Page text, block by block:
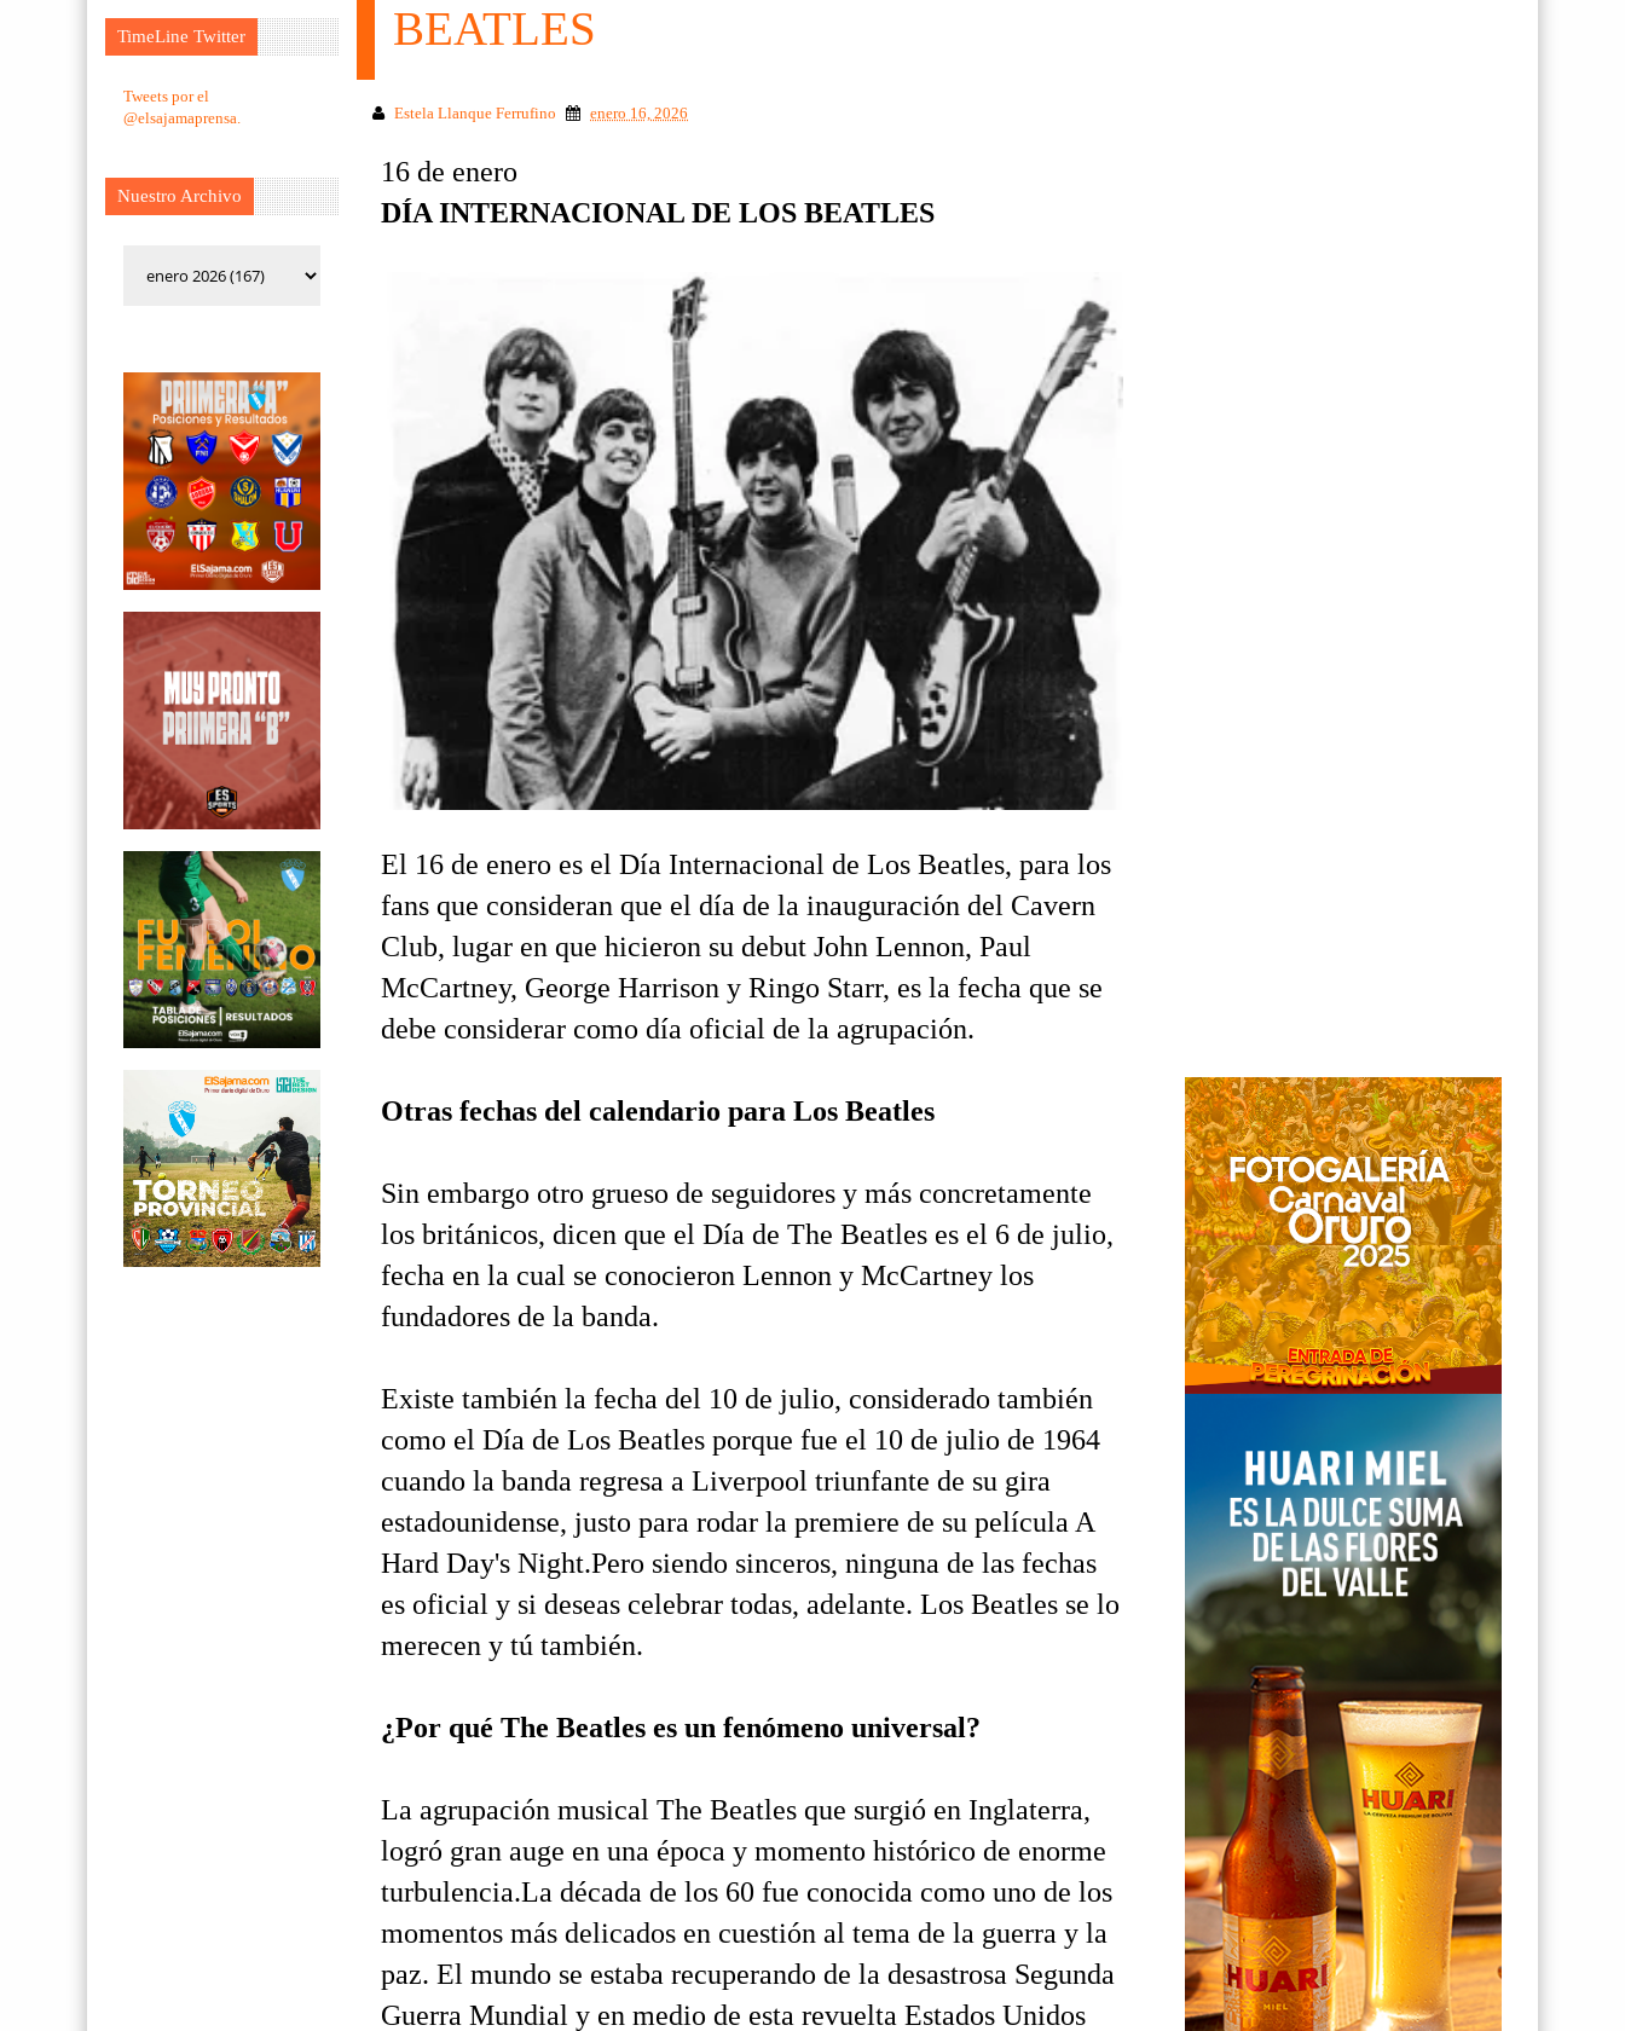
TimeLine Twitter
Tweets por el
@elsajamaprensa.
Nuestro Archivo
BEATLES
Estela Llanque Ferrufino enero 16, 2026
16 de enero
DÍA INTERNACIONAL DE LOS BEATLES
El 16 de enero es el Día Internacional de Los Beatles, para los
fans que consideran que el día de la inauguración del Cavern
Club, lugar en que hicieron su debut John Lennon, Paul
McCartney, George Harrison y Ringo Starr, es la fecha que se
debe considerar como día oficial de la agrupación.
Otras fechas del calendario para Los Beatles
Sin embargo otro grueso de seguidores y más concretamente
los británicos, dicen que el Día de The Beatles es el 6 de julio,
fecha en la cual se conocieron Lennon y McCartney los
fundadores de la banda.
Existe también la fecha del 10 de julio, considerado también
como el Día de Los Beatles porque fue el 10 de julio de 1964
cuando la banda regresa a Liverpool triunfante de su gira
estadounidense, justo para rodar la premiere de su película A
Hard Day's Night.Pero siendo sinceros, ninguna de las fechas
es oficial y si deseas celebrar todas, adelante. Los Beatles se lo
merecen y tú también.
¿Por qué The Beatles es un fenómeno universal?
La agrupación musical The Beatles que surgió en Inglaterra,
logró gran auge en una época y momento histórico de enorme
turbulencia.La década de los 60 fue conocida como uno de los
momentos más delicados en cuestión al tema de la guerra y la
paz. El mundo se estaba recuperando de la desastrosa Segunda
Guerra Mundial y en medio de esta revuelta Estados Unidos